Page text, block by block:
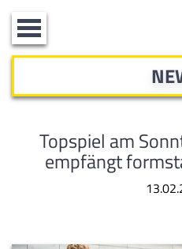
Toggle
navigation
Topspiel am
empfängt